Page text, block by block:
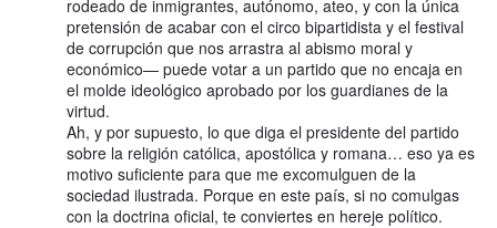
rodeado de inmigrantes, autónomo, ateo, y con la única
pretensión de acabar con el circo bipartidista y el festival
de corrupción que nos arrastra al abismo moral y
económico— puede votar a un partido que no encaja en
el molde ideológico aprobado por los guardianes de la
virtud.
Ah, y por supuesto, lo que diga el presidente del partido
sobre la religión católica, apostólica y romana… eso ya es
motivo suficiente para que me excomulguen de la
sociedad ilustrada. Porque en este país, si no comulgas
con la doctrina oficial, te conviertes en hereje político.